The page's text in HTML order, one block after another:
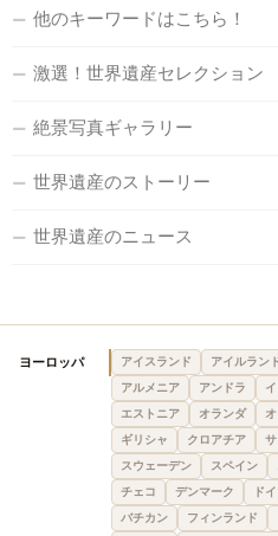
他のキーワードはこちら！
激選！世界遺産セレクション
絶景写真ギャラリー
世界遺産のストーリー
世界遺産のニュース
ヨーロッパ アイスランド アイルラン
アルメニア
アンドラ
エストニア
オランダ
ギリシャ
クロアチア
スウェーデン
スペイン
チェコ
デンマーク ド
バチカン
フィンランド